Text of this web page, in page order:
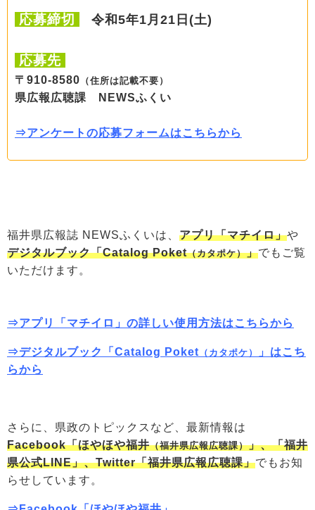
応募締切 令和5年1月21日(土)
応募先
〒910-8580 （住所は記載不要）
県広報広聴課 NEWSふくい
⇒アンケートの応募フォームはこちらから
福井県広報誌 NEWSふくいは、 アプリ「マチイロ」や
デジタルブック「Catalog Poket（カタポケ）」でもご覧
いただけます。
⇒アプリ「マチイロ」の詳しい使用方法はこちらから
⇒デジタルブック「Catalog Poket （カタポケ）
」はこち
らから
さらに、県政のトピックスなど、最新情報は
Facebook「ほやほや福井（福井県広報広聴課）」、「福井
県公式LINE」、Twitter「福井県広報広聴課」でもお知
らせしています。